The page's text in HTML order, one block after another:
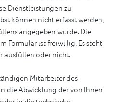
Dienstleistungen zu
können nicht erfasst werden,
angegeben wurde. Die
Formular ist freiwillig. Es steht
ausfüllen oder nicht.
Mitarbeiter des
die Abwicklung der von Ihnen